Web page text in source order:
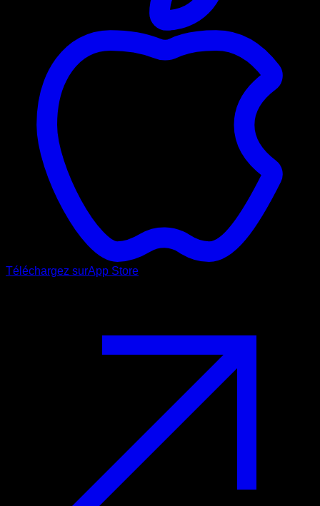
Téléchargez surApp Store